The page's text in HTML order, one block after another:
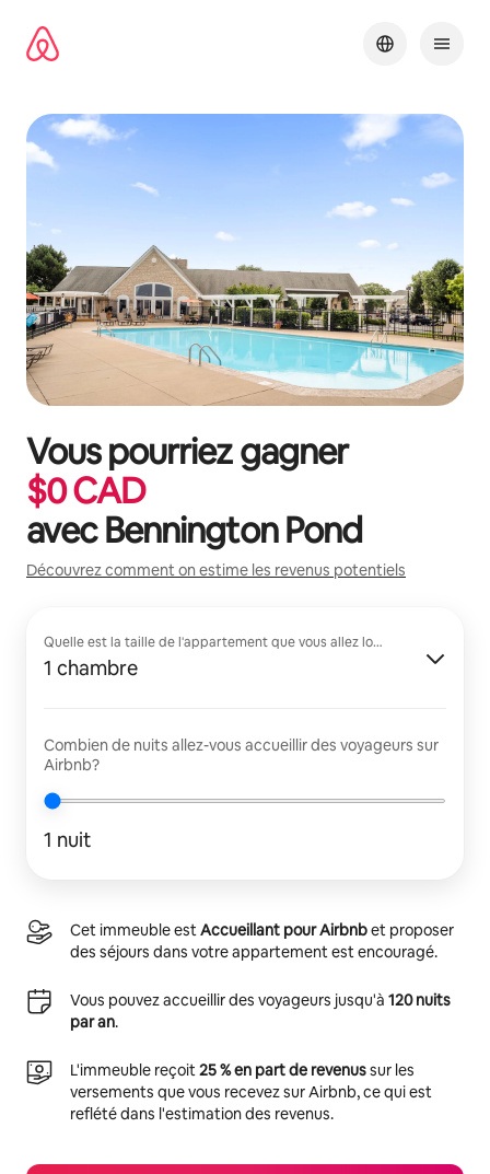
directement
Vous pourriez gagner
$0CAD
avecBennington Pond
Découvrez comment on estime les revenus potentiels
Quelle est la taille de l'appartement que vous allez louer?
1 chambre
Combien de nuits allez-vous accueillir des voyageurs sur
Airbnb?
1 nuit
Cet immeuble estAccueillant pour Airbnbet proposer
des séjours dans votre appartement est encouragé.
Vous pouvez accueillir des voyageurs jusqu'à 120 nuits
par an.
L'immeuble reçoit25 % en part de revenussur les
versements que vous recevez sur Airbnb, ce qui est
reflété dans l'estimation des revenus.